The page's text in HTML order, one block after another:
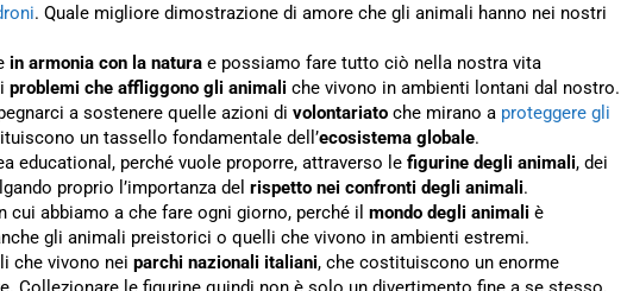
. Quale migliore dimostrazione di amore che gli animali hanno nei nostri
in armonia con la natura e possiamo fare tutto ciò nella nostra vita
problemi che affliggono gli animali che vivono in ambienti lontani dal nostro.
a sostenere quelle azioni di volontariato che mirano a proteggere gli
un tassello fondamentale dell’ecosistema globale.
educational, perché vuole proporre, attraverso le figurine degli animali, dei
proprio l’importanza del rispetto nei confronti degli animali.
abbiamo a che fare ogni giorno, perché il mondo degli animali è
gli animali preistorici o quelli che vivono in ambienti estremi.
che vivono nei parchi nazionali italiani, che costituiscono un enorme